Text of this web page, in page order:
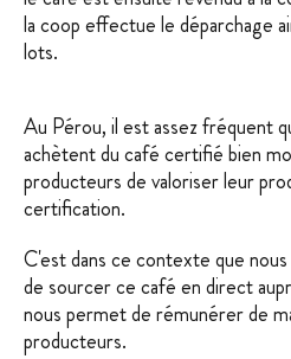
la coop effectue le déparchage
lots.
Au Pérou, il est assez fréquent
achètent du café certifié bien
producteurs de valoriser leur
certification.
C'est dans ce contexte que
de sourcer ce café en direct
nous permet de rémunérer de
producteurs.